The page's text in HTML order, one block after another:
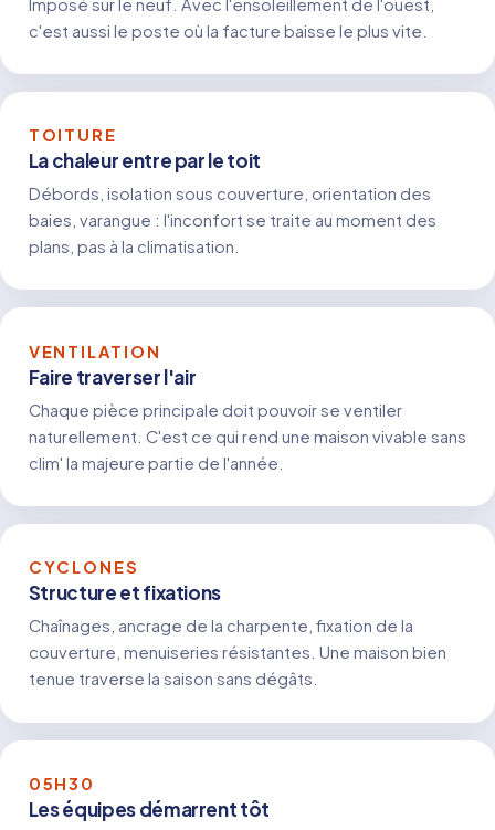
Imposé sur le neuf. Avec l'ensoleillement de l'ouest,
c'est aussi le poste où la facture baisse le plus vite.
TOITURE
La chaleur entre par le toit
Débords, isolation sous couverture, orientation des
baies, varangue : l'inconfort se traite au moment des
plans, pas à la climatisation.
VENTILATION
Faire traverser l'air
Chaque pièce principale doit pouvoir se ventiler
naturellement. C'est ce qui rend une maison vivable sans
clim' la majeure partie de l'année.
CYCLONES
Structure et fixations
Chaînages, ancrage de la charpente, fixation de la
couverture, menuiseries résistantes. Une maison bien
tenue traverse la saison sans dégâts.
05H30
Les équipes démarrent tôt